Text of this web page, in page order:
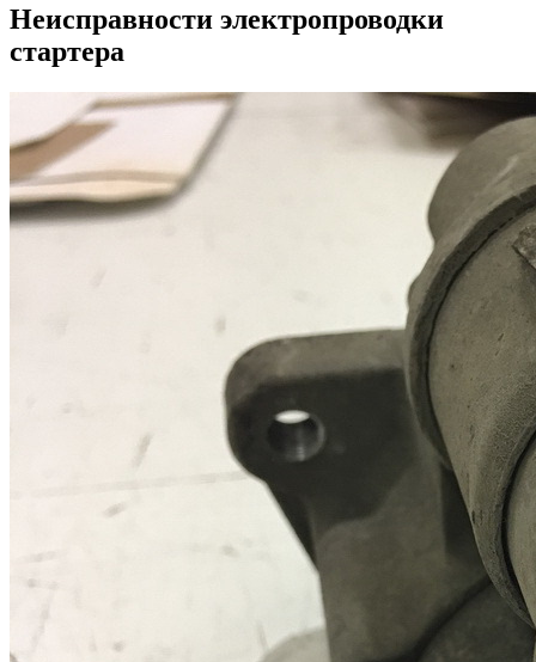
Неисправности электропроводки
стартера